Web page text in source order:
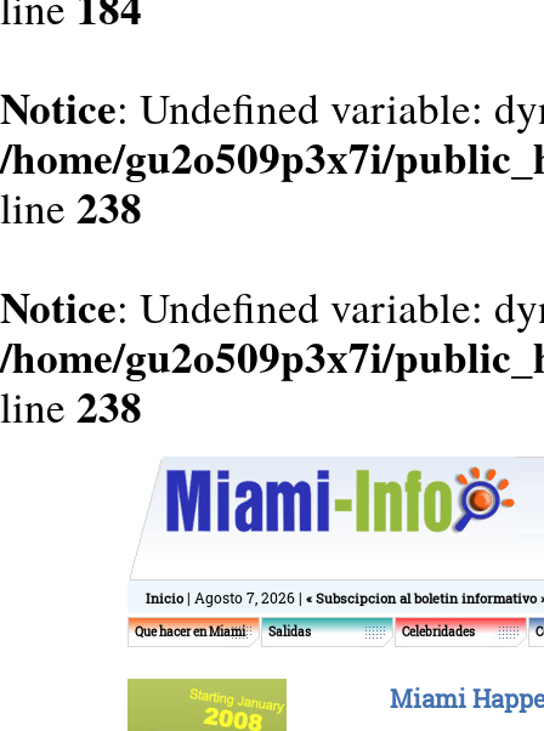
Notice: Undefined variable:
/home/gu2o509p3x7i/
line 238
Notice: Undefined variable:
/home/gu2o509p3x7i/
line 238
Inicio | Agosto 7, 2026 | « Subscipcion al boletin informativo
Que hacer en Miami Salidas Celebridades
Miami